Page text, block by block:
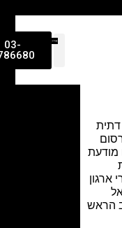
03-
9786680